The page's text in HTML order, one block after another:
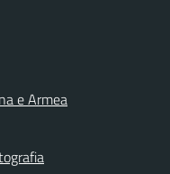
e Armea